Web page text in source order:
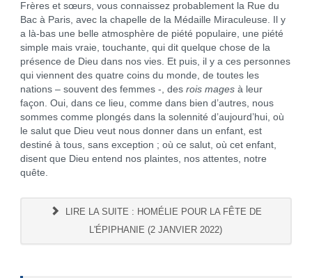
Frères et sœurs, vous connaissez probablement la Rue du
Bac à Paris, avec la chapelle de la Médaille Miraculeuse. Il y
a là-bas une belle atmosphère de piété populaire, une piété
simple mais vraie, touchante, qui dit quelque chose de la
présence de Dieu dans nos vies. Et puis, il y a ces personnes
qui viennent des quatre coins du monde, de toutes les
nations – souvent des femmes -, des rois magesà leur
façon. Oui, dans ce lieu, comme dans bien d’autres, nous
sommes comme plongés dans la solennité d’aujourd’hui, où
le salut que Dieu veut nous donner dans un enfant, est
destiné à tous, sans exception ; où ce salut, où cet enfant,
disent que Dieu entend nos plaintes, nos attentes, notre
quête.
LIRE LA SUITE : HOMÉLIE POUR LA FÊTE DE
L'ÉPIPHANIE (2 JANVIER 2022)